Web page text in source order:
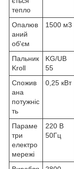
тепло
Опалюв
аний
об'єм
1500 м3
Пальник
Kroll
KG/UB
55
Спожив
ана
потужніс
ть
0,25 кВт
Параме
три
електро
мережі
220 В
50Гц